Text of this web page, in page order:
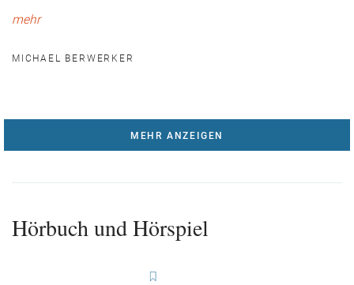
mehr
MICHAEL BERWERKER
MEHR ANZEIGEN
Hörbuch und Hörspiel